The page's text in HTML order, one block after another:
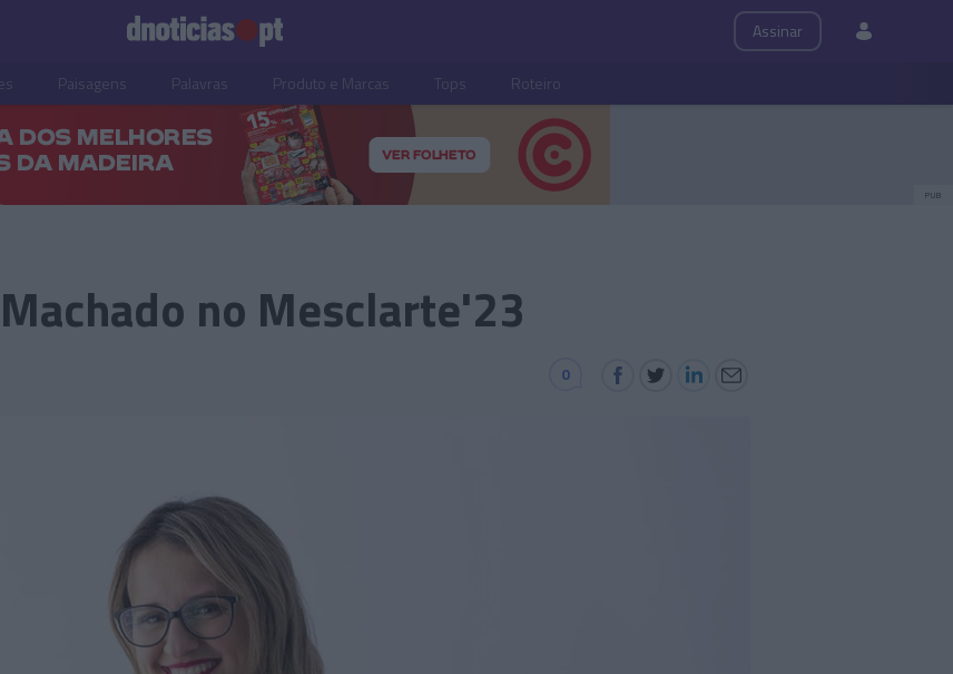
Assinar
Paisagens Palavras Produto e Marcas Tops Roteiro
PUB
no Mesclarte'23
0